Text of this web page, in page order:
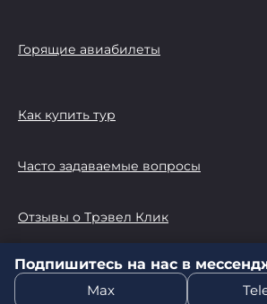
Горящие авиабилеты
Как купить тур
Часто задаваемые вопросы
Отзывы о Трэвел Клик
© 2026 Трэвел Клик
Подпишитесь на нас в
Max